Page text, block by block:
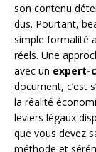
son contenu
dus. Pourtant,
simple formalité
réels. Une
avec un expert-
document, c’est
la réalité
leviers légaux
que vous devez
méthode et